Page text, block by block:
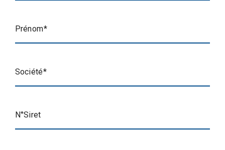
Prénom
Société
N°Siret